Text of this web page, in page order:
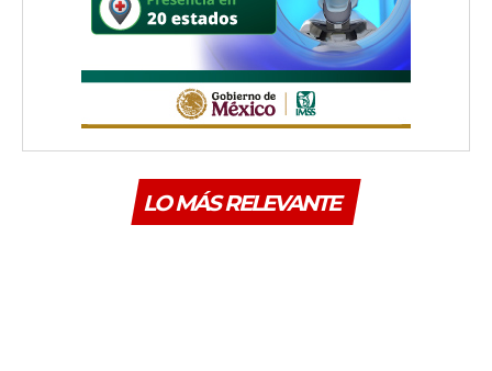
LO MÁS RELEVANTE